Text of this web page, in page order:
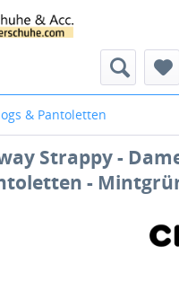
& Pantoletten
Strappy -
-